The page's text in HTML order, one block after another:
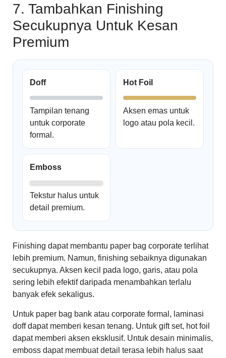
7. Tambahkan Finishing
Secukupnya Untuk Kesan
Premium
Doff
Tampilan tenang
untuk corporate
formal.
Hot Foil
Aksen emas untuk
logo atau pola kecil.
Emboss
Tekstur halus untuk
detail premium.
Finishing dapat membantu paper bag corporate terlihat
lebih premium. Namun, finishing sebaiknya digunakan
secukupnya. Aksen kecil pada logo, garis, atau pola
sering lebih efektif daripada menambahkan terlalu
banyak efek sekaligus.
Untuk paper bag bank atau corporate formal, laminasi
doff dapat memberi kesan tenang. Untuk gift set, hot foil
dapat memberi aksen eksklusif. Untuk desain minimalis,
emboss dapat membuat detail terasa lebih halus saat